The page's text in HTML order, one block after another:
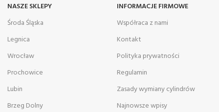
NASZE SKLEPY
Środa Śląska
Legnica
Wrocław
Prochowice
Lubin
Brzeg Dolny
INFORMACJE FIRMOWE
Współraca z nami
Kontakt
Polityka prywatności
Regulamin
Zasady wymiany cylindrów
Najnowsze wpisy